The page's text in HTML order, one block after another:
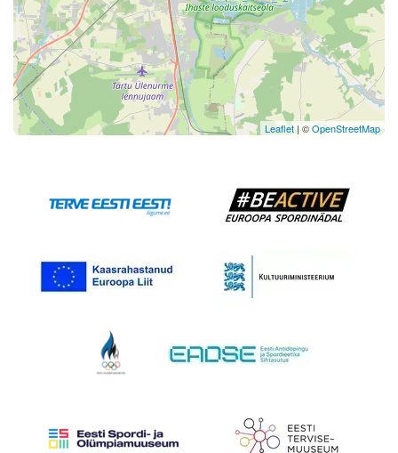
Leaflet | ©OpenStreetMap